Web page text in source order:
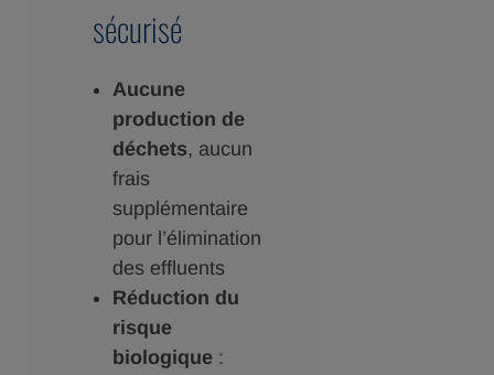
sécurisé
Aucune
production de
déchets, aucun
frais
supplémentaire
pour l’élimination
des effluents
Réduction du
risque
biologique :